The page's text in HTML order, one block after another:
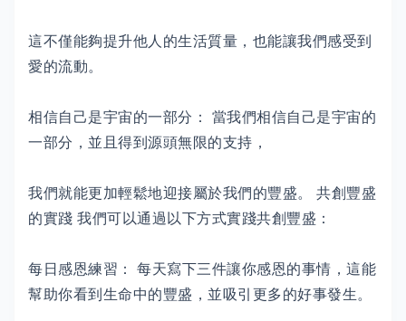
這不僅能夠提升他人的生活質量，也能讓我們感受到
愛的流動。
相信自己是宇宙的一部分： 當我們相信自己是宇宙的
一部分，並且得到源頭無限的支持，
我們就能更加輕鬆地迎接屬於我們的豐盛。 共創豐盛
的實踐 我們可以通過以下方式實踐共創豐盛：
每日感恩練習： 每天寫下三件讓你感恩的事情，這能
幫助你看到生命中的豐盛，並吸引更多的好事發生。